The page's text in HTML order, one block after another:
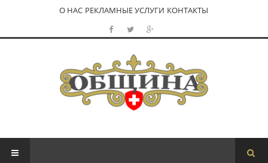
О НАС РЕКЛАМНЫЕ УСЛУГИ КОНТАКТЫ